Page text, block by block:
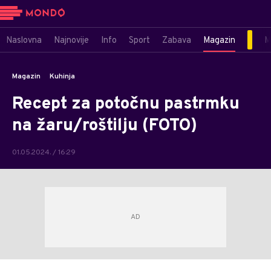
Naslovna Najnovije Info Sport Zabava Magazin
Magazin Kuhinja
Recept za potočnu pastrmku
na žaru/roštilju (FOTO)
01.05.2024. / 16:29